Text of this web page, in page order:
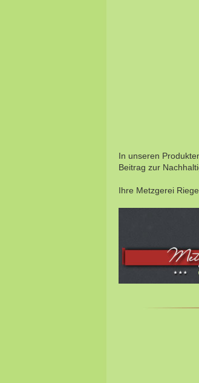
In unseren
Beitrag zur
Ihre Metzgerei